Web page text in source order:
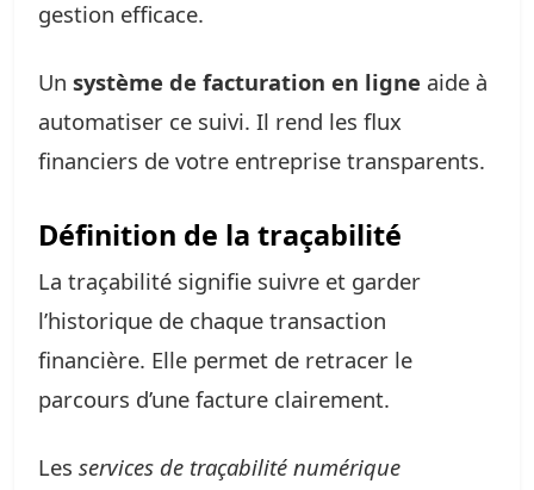
gestion efficace.
Un système de facturation en ligne aide à
automatiser ce suivi. Il rend les flux
financiers de votre entreprise transparents.
Définition de la traçabilité
La traçabilité signifie suivre et garder
l’historique de chaque transaction
financière. Elle permet de retracer le
parcours d’une facture clairement.
Les services de traçabilité numérique